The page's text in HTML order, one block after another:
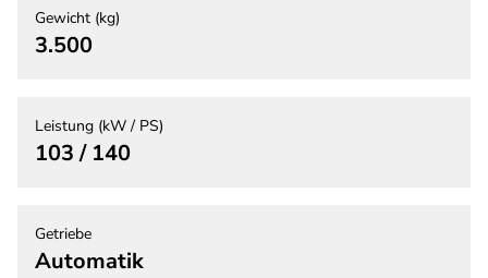
Gewicht (kg)
3.500
Leistung (kW / PS)
103 / 140
Getriebe
Automatik